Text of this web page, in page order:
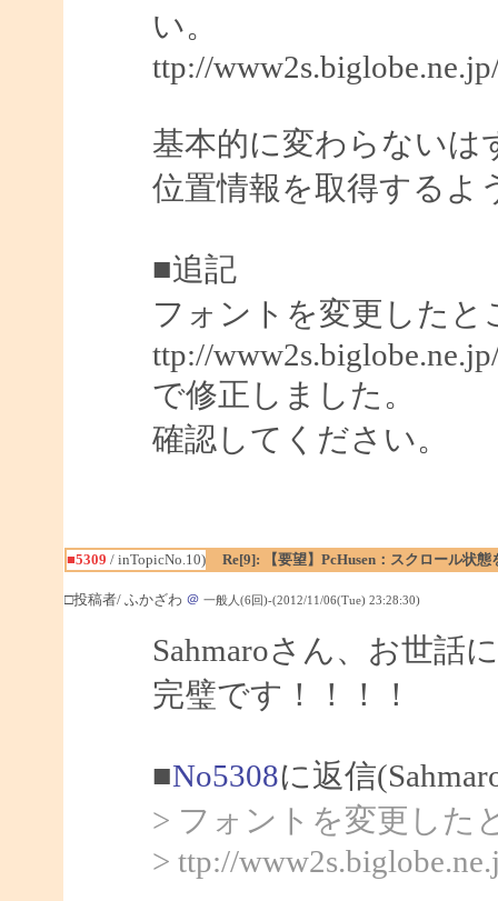
い。
ttp://
基本的に変わらないは
位置情報を取得するよ
■追記
フォントを変更した
ttp://
で修正しました。
確認してください。
■5309 / inTopicNo.10) Re[9]: 【要望】PcHusen：スクロール状態
□投稿者/ ふかざわ ＠ 一般人(6回)-(2012/11/06(Tue) 23:28:30)
Sahmaroさん、お世話
完璧です！！！！
■No5308に返信
> フォントを変更した
> ttp://